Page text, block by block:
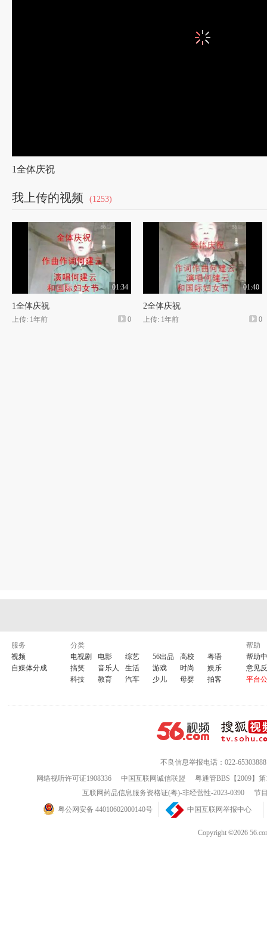
1全体庆祝
我上传的视频 (1253)
01:34
1全体庆祝
上传: 1年前 0
01:40
2全体庆祝
上传: 1年前 0
服务
视频
自媒体分成
分类
电视剧
电影 综艺 56出品 高校
粤语
搞笑
音乐人 生活 游戏 时尚
娱乐
科技
教育 汽车 少儿 母婴 拍客
帮助
帮助
意见
平台
不良信息举报电话：022-65303888
网络视听许可证1908336
中国互联网诚信联盟
粤通管BBS【2009】
互联网药品信息服务资格证(粤)-非经营性-2023-0390
节
粤公网安备 44010602000140号
中国互联网举报中心
Copyright ©2026